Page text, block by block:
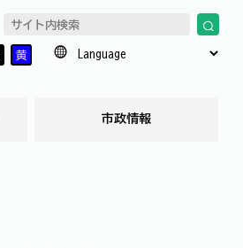
黄
市政情報